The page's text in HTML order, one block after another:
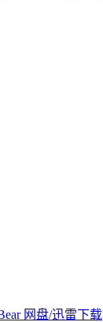
网盘/迅雷下载